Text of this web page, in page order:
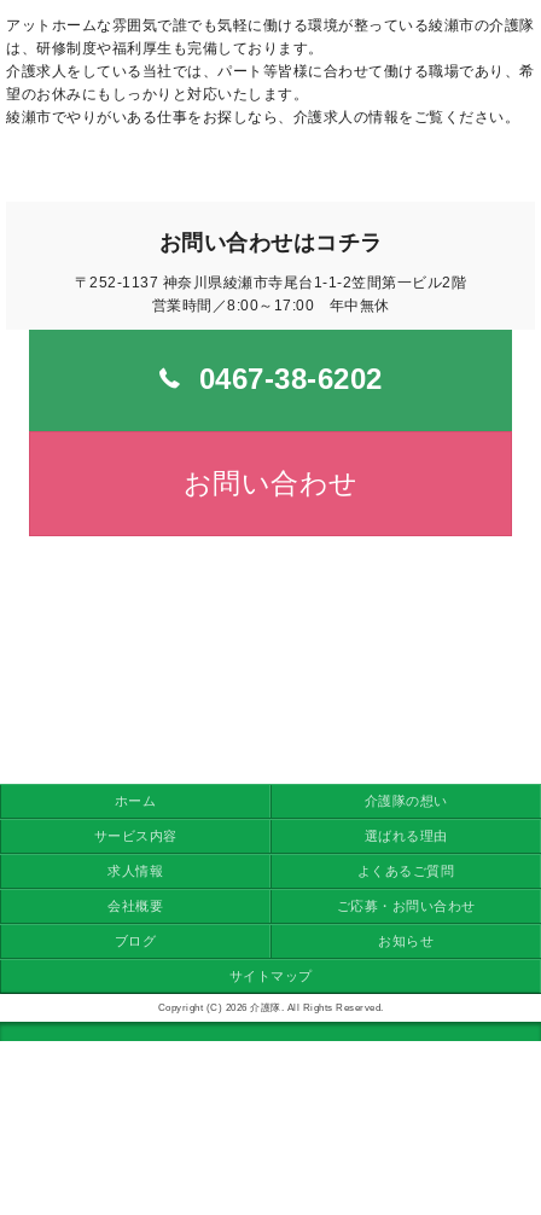
アットホームな雰囲気で誰でも気軽に働ける環境が整っている綾瀬市の介護隊
は、研修制度や福利厚生も完備しております。
介護求人をしている当社では、パート等皆様に合わせて働ける職場であり、希
望のお休みにもしっかりと対応いたします。
綾瀬市でやりがいある仕事をお探しなら、介護求人の情報をご覧ください。
お問い合わせはコチラ
〒252-1137 神奈川県綾瀬市寺尾台1-1-2笠間第一ビル2階
営業時間／8:00～17:00 年中無休
0467-38-6202
お問い合わせ
ホーム 介護隊の想い
サービス内容 選ばれる理由
求人情報 よくあるご質問
会社概要 ご応募・お問い合わせ
ブログ お知らせ
サイトマップ
Copyright (C) 2026 介護隊. All Rights Reserved.